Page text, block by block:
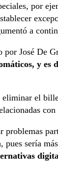
por
a
por José De
y es
eliminar el
problemas
pues sería